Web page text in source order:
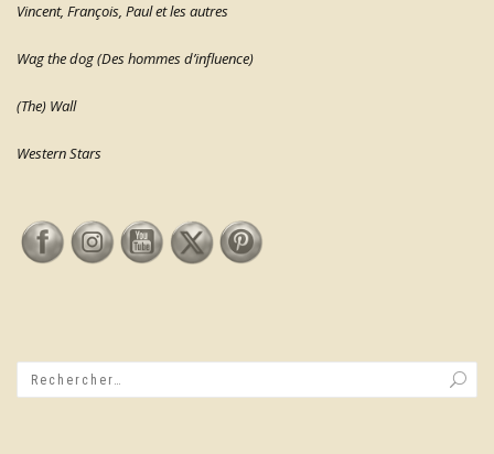
Vincent, François, Paul et les autres
Wag the dog (Des hommes d’influence)
(The) Wall
Western Stars